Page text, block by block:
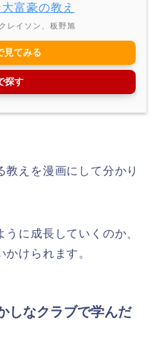
富豪の教え
レイソン、板野旭
見てみる
探す
えを漫画にして分かり
に成長していくのか、
けられます。
しなクラブで学んだ